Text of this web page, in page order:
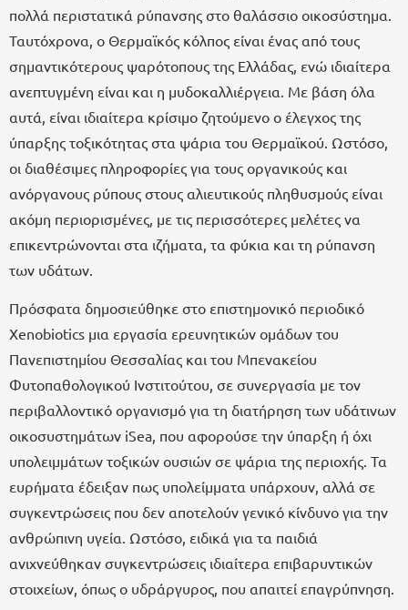
πολλά περιστατικά ρύπανσης στο θαλάσσιο οικοσύστημα.
Ταυτόχρονα, ο Θερμαϊκός κόλπος είναι ένας από τους
σημαντικότερους ψαρότοπους της Ελλάδας, ενώ ιδιαίτερα
ανεπτυγμένη είναι και η μυδοκαλλιέργεια. Με βάση όλα
αυτά, είναι ιδιαίτερα κρίσιμο ζητούμενο ο έλεγχος της
ύπαρξης τοξικότητας στα ψάρια του Θερμαϊκού. Ωστόσο,
οι διαθέσιμες πληροφορίες για τους οργανικούς και
ανόργανους ρύπους στους αλιευτικούς πληθυσμούς είναι
ακόμη περιορισμένες, με τις περισσότερες μελέτες να
επικεντρώνονται στα ιζήματα, τα φύκια και τη ρύπανση
των υδάτων.
Πρόσφατα δημοσιεύθηκε στο επιστημονικό περιοδικό
Xenobiotics μια εργασία ερευνητικών ομάδων του
Πανεπιστημίου Θεσσαλίας και του Μπενακείου
Φυτοπαθολογικού Ινστιτούτου, σε συνεργασία με τον
περιβαλλοντικό οργανισμό για τη διατήρηση των υδάτινων
οικοσυστημάτων iSea, που αφορούσε την ύπαρξη ή όχι
υπολειμμάτων τοξικών ουσιών σε ψάρια της περιοχής. Τα
ευρήματα έδειξαν πως υπολείμματα υπάρχουν, αλλά σε
συγκεντρώσεις που δεν αποτελούν γενικό κίνδυνο για την
ανθρώπινη υγεία. Ωστόσο, ειδικά για τα παιδιά
ανιχνεύθηκαν συγκεντρώσεις ιδιαίτερα επιβαρυντικών
στοιχείων, όπως ο υδράργυρος, που απαιτεί επαγρύπνηση.